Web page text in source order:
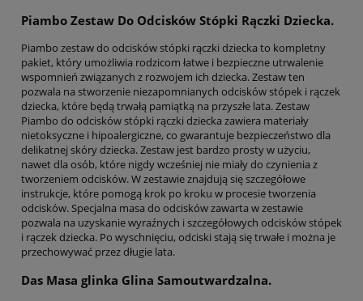
Piambo Zestaw Do Odcisków Stópki Rączki Dziecka.
Piambo zestaw do odcisków stópki rączki dziecka to kompletny
pakiet, który umożliwia rodzicom łatwe i bezpieczne utrwalenie
wspomnień związanych z rozwojem ich dziecka. Zestaw ten
pozwala na stworzenie niezapomnianych odcisków stópek i rączek
dziecka, które będą trwałą pamiątką na przyszłe lata. Zestaw
Piambo do odcisków stópki rączki dziecka zawiera materiały
nietoksyczne i hipoalergiczne, co gwarantuje bezpieczeństwo dla
delikatnej skóry dziecka. Zestaw jest bardzo prosty w użyciu,
nawet dla osób, które nigdy wcześniej nie miały do czynienia z
tworzeniem odcisków. W zestawie znajdują się szczegółowe
instrukcje, które pomogą krok po kroku w procesie tworzenia
odcisków. Specjalna masa do odcisków zawarta w zestawie
pozwala na uzyskanie wyraźnych i szczegółowych odcisków stópek
i rączek dziecka. Po wyschnięciu, odciski stają się trwałe i można je
przechowywać przez długie lata.
Das Masa glinka Glina Samoutwardzalna.